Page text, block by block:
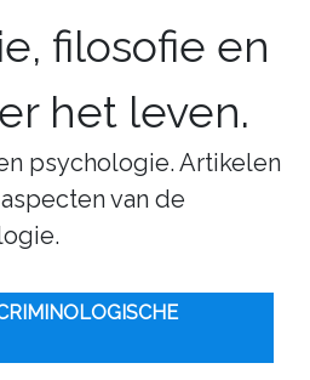
filosofie en
het leven.
psychologie. Artikelen
van de